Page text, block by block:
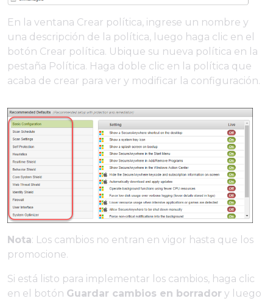
En la ventana Crear política, ingrese un nombre y
una descripción de la política, luego haga clic en el
botón Crear política. Ubique su nueva política en la
pestaña Política. Haga doble clic en la política que
acaba de crear para ver y modificar la configuración.
Nota: Los cambios no entran en vigor hasta que los
promocione.
Si está listo para implementar los cambios, haga clic
en el botón Guardar cambios en borrador y luego